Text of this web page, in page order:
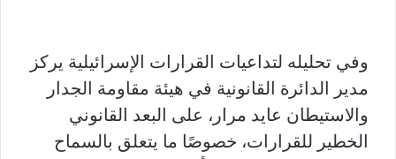
وفي تحليله لتداعيات القرارات الإسرائيلية يركز
مدير الدائرة القانونية في هيئة مقاومة الجدار
والاستيطان عايد مرار، على البعد القانوني
الخطير للقرارات، خصوصًا ما يتعلق بالسماح